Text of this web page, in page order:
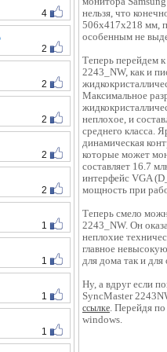
4
2
2
2
2
2
1
1
1
1
нельзя, что
506х417х218 мм,
особенным не
Теперь перейдем
2243_NW, как и
Максимальное
неплохое, и
среднего класса.
динамическая
которые может
составляет 16.7
интерфейс VGA
мощность при
Теперь смело
2243_NW. Он
неплохие
главное
для дома так и для
Ну, а вдруг если
SyncMaster
ссылке. Перейдя
windows.